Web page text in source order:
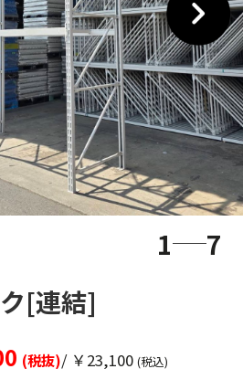
1 7
[連結]
(税抜)/ ￥23,100 (税込)